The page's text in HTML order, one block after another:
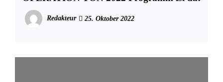
Redakteur 25. Oktober 2022